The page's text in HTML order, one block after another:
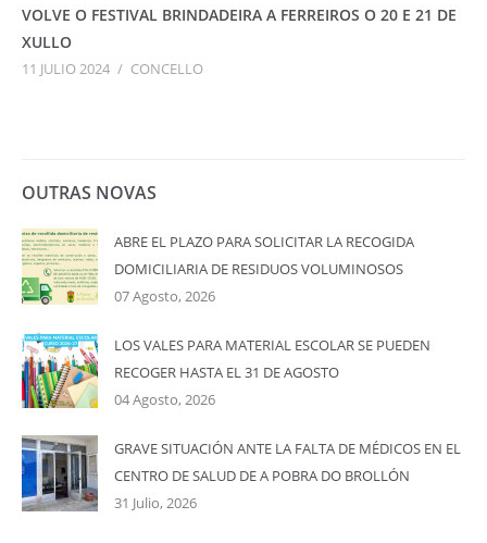
VOLVE O FESTIVAL BRINDADEIRA A FERREIROS O 20 E 21 DE
XULLO
11 JULIO 2024 / CONCELLO
OUTRAS NOVAS
ABRE EL PLAZO PARA SOLICITAR LA RECOGIDA
DOMICILIARIA DE RESIDUOS VOLUMINOSOS
07 Agosto, 2026
LOS VALES PARA MATERIAL ESCOLAR SE PUEDEN
RECOGER HASTA EL 31 DE AGOSTO
04 Agosto, 2026
GRAVE SITUACIÓN ANTE LA FALTA DE MÉDICOS EN EL
CENTRO DE SALUD DE A POBRA DO BROLLÓN
31 Julio, 2026